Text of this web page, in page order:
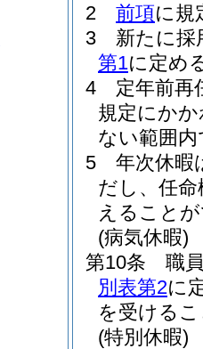
2
前項に規
3
新たに採
第1に定め
4
定年前再
規定にか
ない範囲
5
年次休暇
だし、任
えること
(病気休暇)
第10条
職
別表第2に
を受ける
(特別休暇)